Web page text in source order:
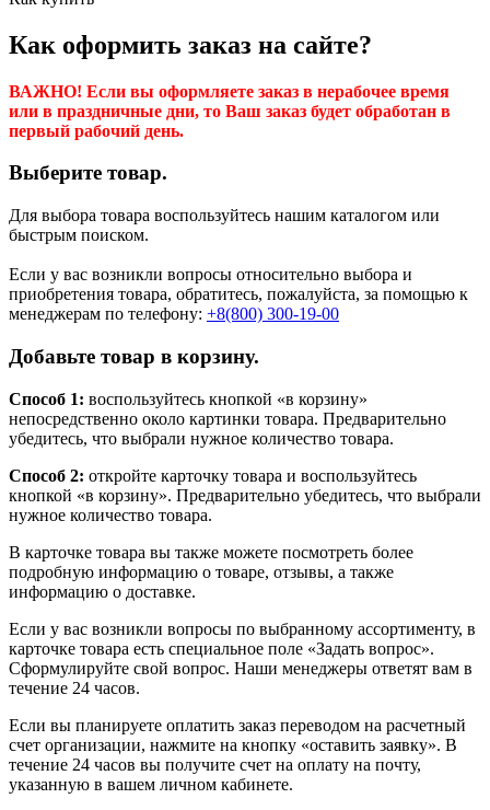
Как оформить заказ на сайте?
ВАЖНО! Если вы оформляете заказ в нерабочее время
или в праздничные дни, то Ваш заказ будет обработан в
первый рабочий день.
Выберите товар.
Для выбора товара воспользуйтесь нашим каталогом или
быстрым поиском.
Если у вас возникли вопросы относительно выбора и
приобретения товара, обратитесь, пожалуйста, за помощью к
менеджерам по телефону: +8(800) 300-19-00
Добавьте товар в корзину.
Способ 1: воспользуйтесь кнопкой «в корзину»
непосредственно около картинки товара. Предварительно
убедитесь, что выбрали нужное количество товара.
Способ 2: откройте карточку товара и воспользуйтесь
кнопкой «в корзину». Предварительно убедитесь, что выбрали
нужное количество товара.
В карточке товара вы также можете посмотреть более
подробную информацию о товаре, отзывы, а также
информацию о доставке.
Если у вас возникли вопросы по выбранному ассортименту, в
карточке товара есть специальное поле «Задать вопрос».
Сформулируйте свой вопрос. Наши менеджеры ответят вам в
течение 24 часов.
Если вы планируете оплатить заказ переводом на расчетный
счет организации, нажмите на кнопку «оставить заявку». В
течение 24 часов вы получите счет на оплату на почту,
указанную в вашем личном кабинете.